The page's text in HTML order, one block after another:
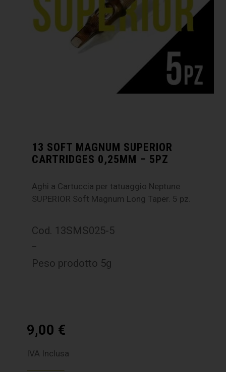
13 SOFT MAGNUM SUPERIOR
CARTRIDGES 0,25MM – 5PZ
Aghi a Cartuccia per tatuaggio Neptune
SUPERIOR Soft Magnum Long Taper. 5 pz.
Cod. 13SMS025-5
–
Peso prodotto 5g
9,00 €
IVA Inclusa